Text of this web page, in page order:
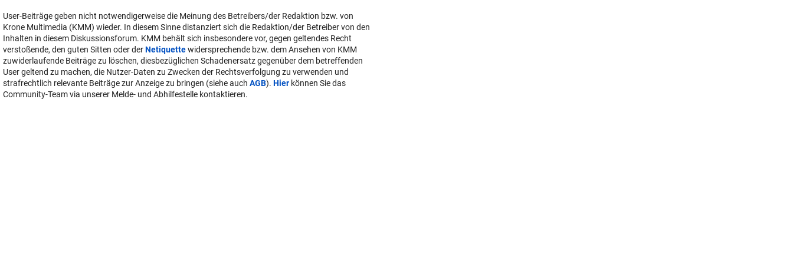
User-Beiträge geben nicht notwendigerweise die Meinung des Betreibers/der Redaktion bzw. von
Krone Multimedia (KMM) wieder. In diesem Sinne distanziert sich die Redaktion/der Betreiber von den
Inhalten in diesem Diskussionsforum. KMM behält sich insbesondere vor, gegen geltendes Recht
verstoßende, den guten Sitten oder derNetiquettewidersprechende bzw. dem Ansehen von KMM
zuwiderlaufende Beiträge zu löschen, diesbezüglichen Schadenersatz gegenüber dem betreffenden
User geltend zu machen, die Nutzer-Daten zu Zwecken der Rechtsverfolgung zu verwenden und
strafrechtlich relevante Beiträge zur Anzeige zu bringen (siehe auch AGB). Hier können Sie das
Community-Team via unserer Melde- und Abhilfestelle kontaktieren.